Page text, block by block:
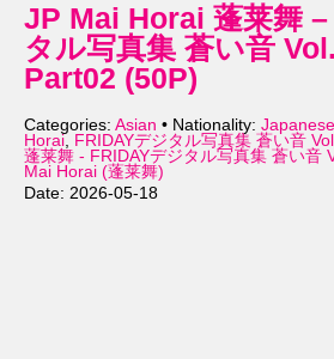
JP Mai Horai 蓬莱舞 –
タル写真集 蒼い音
Part02 (50P)
Categories: Asian • Nationality: Japanese
Horai, FRIDAYデジタル写真集 蒼い音
蓬莱舞 - FRIDAYデジタル写真集 蒼い音
Mai Horai (蓬莱舞)
Date: 2026-05-18